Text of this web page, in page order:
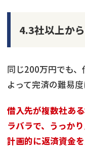
4.3社以上か
同じ200万円でも
よって完済の難易度
借入先が複数社あ
ラバラで、うっか
計画的に返済資金